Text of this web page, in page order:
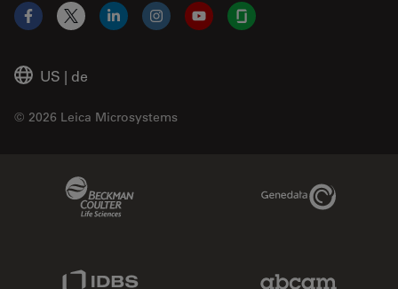
US | de
© 2026 Leica Microsystems
Facebook
X LinkedInInstagramYouTubeGlassdoor
Genedata Link